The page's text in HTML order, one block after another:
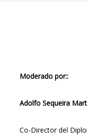
Moderado por::
Adolfo Sequeira
Co-Director del